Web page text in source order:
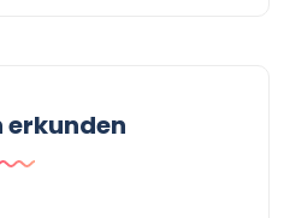
erkunden